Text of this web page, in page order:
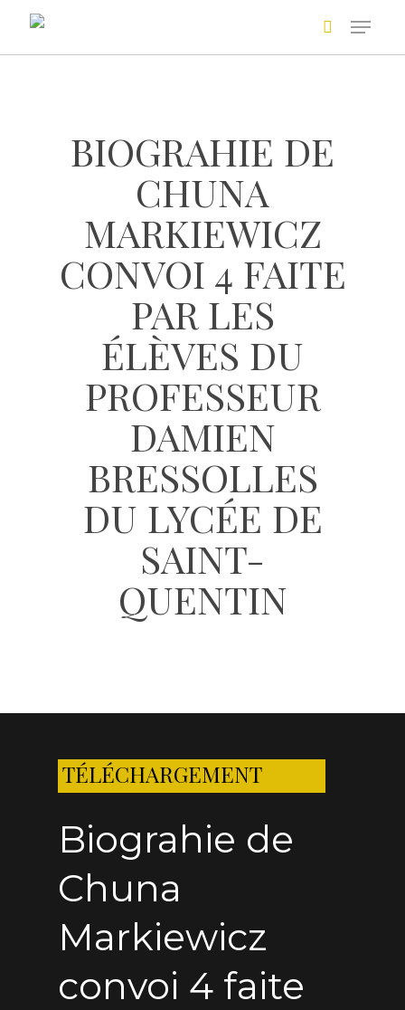
main
+
BIOGRAHIE DE
CHUNA
MARKIEWICZ
CONVOI 4 FAITE
PAR LES
ÉLÈVES DU
PROFESSEUR
DAMIEN
BRESSOLLES
DU LYCÉE DE
SAINT-
QUENTIN
TÉLÉCHARGEMENT
Biograhie de
Chuna
Markiewicz
convoi 4 faite